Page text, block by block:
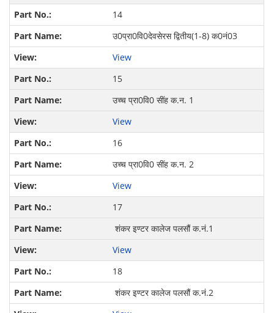
14
उ0प्रा0वि0देवसेरस द्वितीय(1-8) क0नं03
View
15
उच्च प्रा0वि0 सींह क.न. 1
View
16
उच्च प्रा0वि0 सींह क.न. 2
View
17
शंकर इण्टर कालेज पलसौं क.नं.1
View
18
शंकर इण्टर कालेज पलसौं क.नं.2